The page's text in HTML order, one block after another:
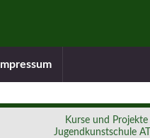
Impressum
Kurse und
Jugendkunstschule